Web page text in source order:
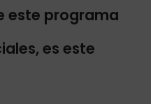
este programa
es este